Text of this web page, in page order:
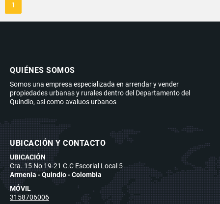
1
QUIÉNES SOMOS
Somos una empresa especializada en arrendar y vender
propiedades urbanas y rurales dentro del Departamento del
Quindio, asi como avaluos urbanos
UBICACIÓN Y CONTACTO
UBICACIÓN
Cra. 15 No 19-21 C.C Escorial Local 5
Armenia - Quindío - Colombia
MÓVIL
3158706006